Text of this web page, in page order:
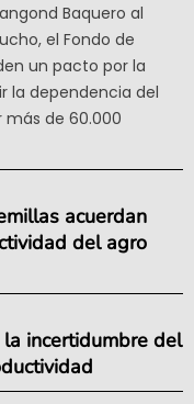
Baquero al
el Fondo de
un pacto por la
la dependencia del
de 60.000
acuerdan
del agro
incertidumbre del